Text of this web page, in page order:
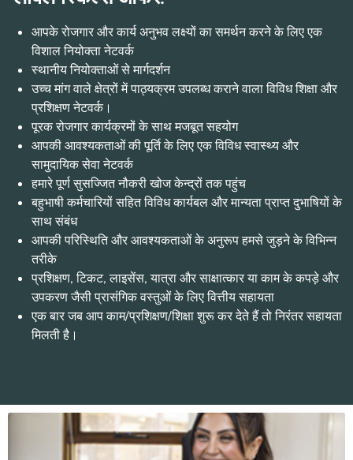
आपके रोजगार और कार्य अनुभव लक्ष्यों का समर्थन करने के लिए एक
विशाल नियोक्ता नेटवर्क
स्थानीय नियोक्ताओं से मार्गदर्शन
उच्च मांग वाले क्षेत्रों में पाठ्यक्रम उपलब्ध कराने वाला विविध शिक्षा और
प्रशिक्षण नेटवर्क।
पूरक रोजगार कार्यक्रमों के साथ मजबूत सहयोग
आपकी आवश्यकताओं की पूर्ति के लिए एक विविध स्वास्थ्य और
सामुदायिक सेवा नेटवर्क
हमारे पूर्ण सुसज्जित नौकरी खोज केन्द्रों तक पहुंच
बहुभाषी कर्मचारियों सहित विविध कार्यबल और मान्यता प्राप्त दुभाषियों के
साथ संबंध
आपकी परिस्थिति और आवश्यकताओं के अनुरूप हमसे जुड़ने के विभिन्न
तरीके
प्रशिक्षण, टिकट, लाइसेंस, यात्रा और साक्षात्कार या काम के कपड़े और
उपकरण जैसी प्रासंगिक वस्तुओं के लिए वित्तीय सहायता
एक बार जब आप काम/प्रशिक्षण/शिक्षा शुरू कर देते हैं तो निरंतर सहायता
मिलती है।